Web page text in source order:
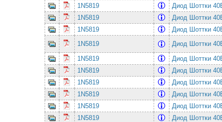
1N5819
Диод Шоттки
1N5819
Диод Шоттки
1N5819
Диод Шоттки
1N5819
Диод Шоттки
1N5819
Диод Шоттки
1N5819
Диод Шоттки
1N5819
Диод Шоттки
1N5819
Диод Шоттки
1N5819
Диод Шоттки
1N5819
Диод Шоттки